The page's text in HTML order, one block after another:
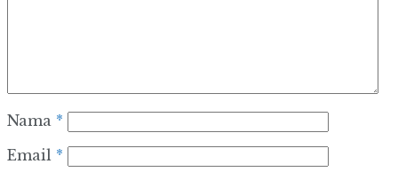
Nama *
Email *